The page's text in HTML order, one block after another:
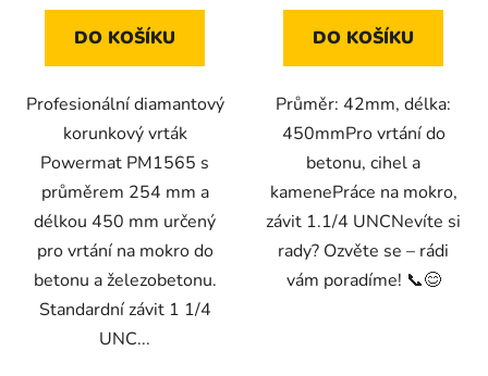
DO KOŠÍKU
Profesionální diamantový
korunkový vrták
Powermat PM1565 s
průměrem 254 mm a
délkou 450 mm určený
pro vrtání na mokro do
betonu a železobetonu.
Standardní závit 1 1/4
UNC...
DO KOŠÍKU
Průměr: 42mm, délka:
450mmPro vrtání do
betonu, cihel a
kamenePráce na mokro,
závit 1.1/4 UNCNevíte si
rady? Ozvěte se – rádi
vám poradíme! 📞😊